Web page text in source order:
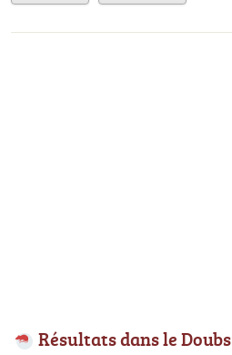
Résultats dans le Doubs